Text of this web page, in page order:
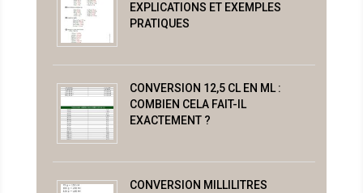
EXPLICATIONS ET EXEMPLES
PRATIQUES
CONVERSION 12,5 CL EN ML :
COMBIEN CELA FAIT-IL
EXACTEMENT ?
CONVERSION MILLILITRES